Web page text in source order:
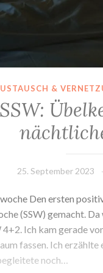
&
25. September 2023
Den ersten
(SSW) gemacht.
4+2. Ich kam gerade
fassen. Ich
noch…